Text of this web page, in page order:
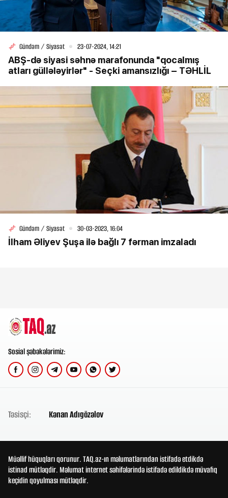
Gündəm / Siyasət 23-07-2024, 14:21
ABŞ-də siyasi səhnə marafonunda "qocalmış
atları güllələyirlər" - Seçki amansızlığı – TƏHLİL
Gündəm / Siyasət 30-03-2023, 16:04
İlham Əliyev Şuşa ilə bağlı 7 fərman imzaladı
Sosial şəbəkələrimiz:
Təsisçi: Kənan Adıgözəlov
Müəllif hüquqları qorunur. TAQ.az-ın məlumatlarından istifadə etdikdə
istinad mütləqdir. Məlumat internet səhifələrində istifadə edildikdə müvafiq
keçidin qoyulması mütləqdir.